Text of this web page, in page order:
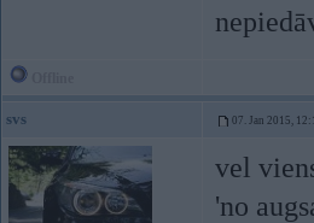
svs 07. Jan 2015,
vel
'no